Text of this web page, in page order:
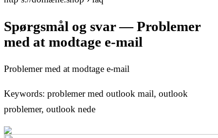
Spørgsmål og svar — Problemer
med at modtage e-mail
Problemer med at modtage e-mail
Keywords: problemer med outlook mail, outlook
problemer, outlook nede